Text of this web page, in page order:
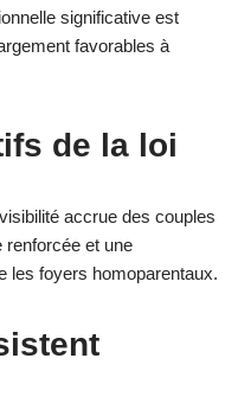
significative est
favorables à
de la loi
accrue des couples
renforcée et une
les foyers homoparentaux.